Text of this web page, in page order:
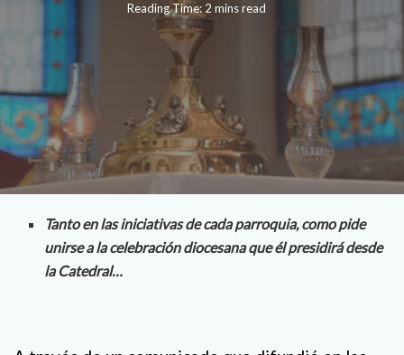
Reading Time: 2 mins read
Tanto en las iniciativas de cada parroquia, como pide
unirse a la celebración diocesana que él presidirá desde
la Catedral…